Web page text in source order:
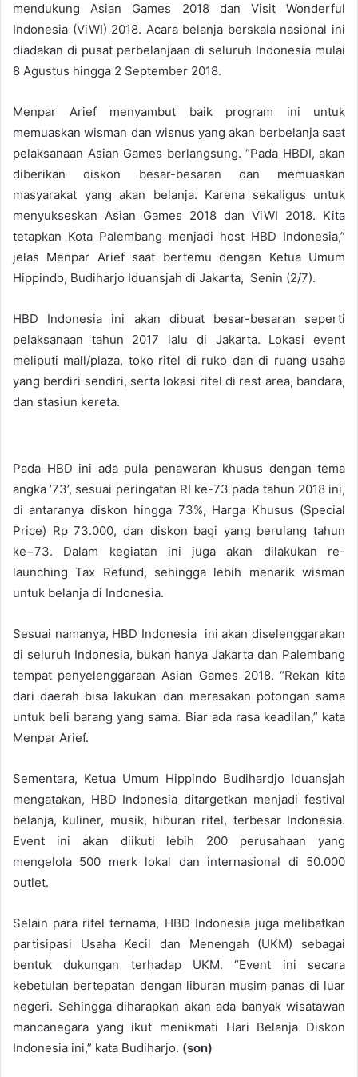
mendukung Asian Games 2018 dan Visit Wonderful
Indonesia (ViWI) 2018. Acara belanja berskala nasional ini
diadakan di pusat perbelanjaan di seluruh Indonesia mulai
8 Agustus hingga 2 September 2018.
Menpar Arief menyambut baik program ini untuk
memuaskan wisman dan wisnus yang akan berbelanja saat
pelaksanaan Asian Games berlangsung. “Pada HBDI, akan
diberikan diskon besar-besaran dan memuaskan
masyarakat yang akan belanja. Karena sekaligus untuk
menyukseskan Asian Games 2018 dan ViWI 2018. Kita
tetapkan Kota Palembang menjadi host HBD Indonesia,”
jelas Menpar Arief saat bertemu dengan Ketua Umum
Hippindo, Budiharjo Iduansjah di Jakarta, Senin (2/7).
HBD Indonesia ini akan dibuat besar-besaran seperti
pelaksanaan tahun 2017 lalu di Jakarta. Lokasi event
meliputi mall/plaza, toko ritel di ruko dan di ruang usaha
yang berdiri sendiri, serta lokasi ritel di rest area, bandara,
dan stasiun kereta.
Pada HBD ini ada pula penawaran khusus dengan tema
angka ’73’, sesuai peringatan RI ke-73 pada tahun 2018 ini,
di antaranya diskon hingga 73%, Harga Khusus (Special
Price) Rp 73.000, dan diskon bagi yang berulang tahun
ke−73. Dalam kegiatan ini juga akan dilakukan re-
launching Tax Refund, sehingga lebih menarik wisman
untuk belanja di Indonesia.
Sesuai namanya, HBD Indonesia ini akan diselenggarakan
di seluruh Indonesia, bukan hanya Jakarta dan Palembang
tempat penyelenggaraan Asian Games 2018. “Rekan kita
dari daerah bisa lakukan dan merasakan potongan sama
untuk beli barang yang sama. Biar ada rasa keadilan,” kata
Menpar Arief.
Sementara, Ketua Umum Hippindo Budihardjo Iduansjah
mengatakan, HBD Indonesia ditargetkan menjadi festival
belanja, kuliner, musik, hiburan ritel, terbesar Indonesia.
Event ini akan diikuti lebih 200 perusahaan yang
mengelola 500 merk lokal dan internasional di 50.000
outlet.
Selain para ritel ternama, HBD Indonesia juga melibatkan
partisipasi Usaha Kecil dan Menengah (UKM) sebagai
bentuk dukungan terhadap UKM. “Event ini secara
kebetulan bertepatan dengan liburan musim panas di luar
negeri. Sehingga diharapkan akan ada banyak wisatawan
mancanegara yang ikut menikmati Hari Belanja Diskon
Indonesia ini,” kata Budiharjo. (son)